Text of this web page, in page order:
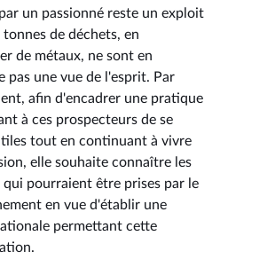
un passionné reste un exploit
tonnes de déchets, en
de métaux, ne sont en
pas une vue de l'esprit. Par
afin d'encadrer une pratique
à ces prospecteurs de se
tout en continuant à vivre
elle souhaite connaître les
qui pourraient être prises par le
en vue d'établir une
permettant cette